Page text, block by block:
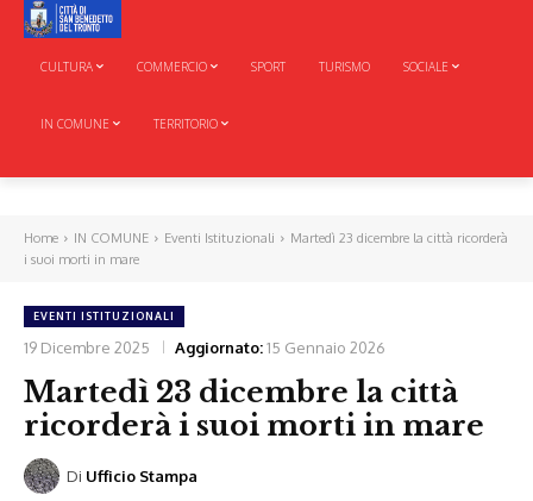
CULTURA COMMERCIO SPORT TURISMO SOCIALE
IN COMUNE TERRITORIO
Home IN COMUNE Eventi Istituzionali
Martedì 23 dicembre la città ricorderà
i suoi morti in mare
EVENTI ISTITUZIONALI
19 Dicembre 2025 Aggiornato:15 Gennaio 2026
Martedì 23 dicembre la città
ricorderà i suoi morti in mare
Di Ufficio Stampa